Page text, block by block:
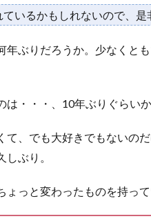
いるかもしれないので、是
年ぶりだろうか。少なくと
・・・、10年ぶりぐらいか
て、でも大好きでもないの
ぶり。
っと変わったものを持って